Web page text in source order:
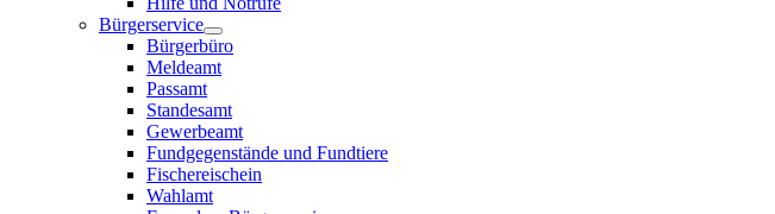
Bürgerservice
Bürgerbüro
Meldeamt
Passamt
Standesamt
Gewerbeamt
Fundgegenstände und Fundtiere
Fischereischein
Wahlamt